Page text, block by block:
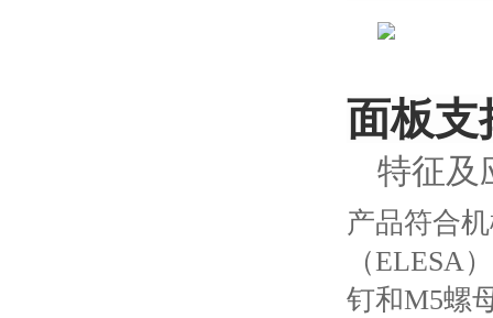
面板支
特征及
产品符合
（ELESA
钉和M5螺